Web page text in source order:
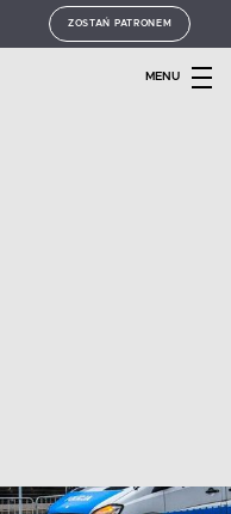
ZOSTAŃ PATRONEM
MENU